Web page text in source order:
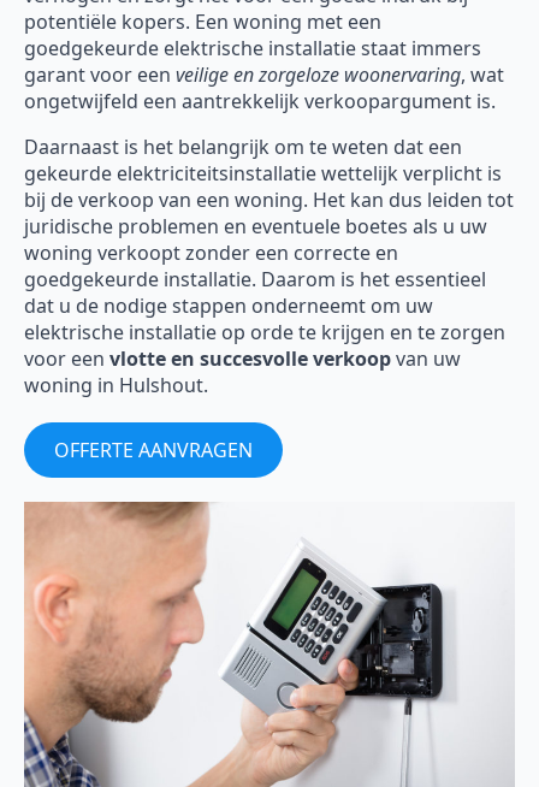
potentiële kopers. Een woning met een
goedgekeurde elektrische installatie staat immers
garant voor een veilige en zorgeloze woonervaring, wat
ongetwijfeld een aantrekkelijk verkoopargument is.
Daarnaast is het belangrijk om te weten dat een
gekeurde elektriciteitsinstallatie wettelijk verplicht is
bij de verkoop van een woning. Het kan dus leiden tot
juridische problemen en eventuele boetes als u uw
woning verkoopt zonder een correcte en
goedgekeurde installatie. Daarom is het essentieel
dat u de nodige stappen onderneemt om uw
elektrische installatie op orde te krijgen en te zorgen
voor een vlotte en succesvolle verkoopvan uw
woning in Hulshout.
OFFERTE AANVRAGEN